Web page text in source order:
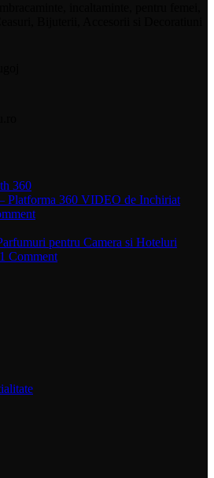
Platforma 360 VIDEO de Inchiriat
pentru Camera si Hoteluri
1 Comment